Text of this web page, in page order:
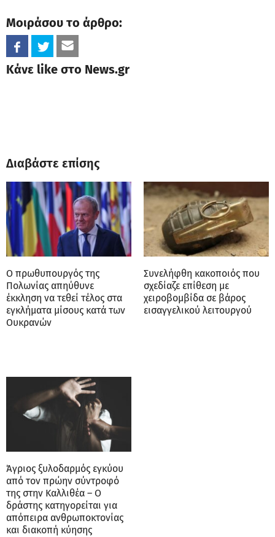
Μοιράσου το άρθρο:
Κάνε like στο News.gr
Διαβάστε επίσης
Ο πρωθυπουργός της
Πολωνίας απηύθυνε
έκκληση να τεθεί τέλος στα
εγκλήματα μίσους κατά των
Ουκρανών
Συνελήφθη κακοποιός που
σχεδίαζε επίθεση με
χειροβομβίδα σε βάρος
εισαγγελικού λειτουργού
Άγριος ξυλοδαρμός εγκύου
από τον πρώην σύντροφό
της στην Καλλιθέα – Ο
δράστης κατηγορείται για
απόπειρα ανθρωποκτονίας
και διακοπή κύησης